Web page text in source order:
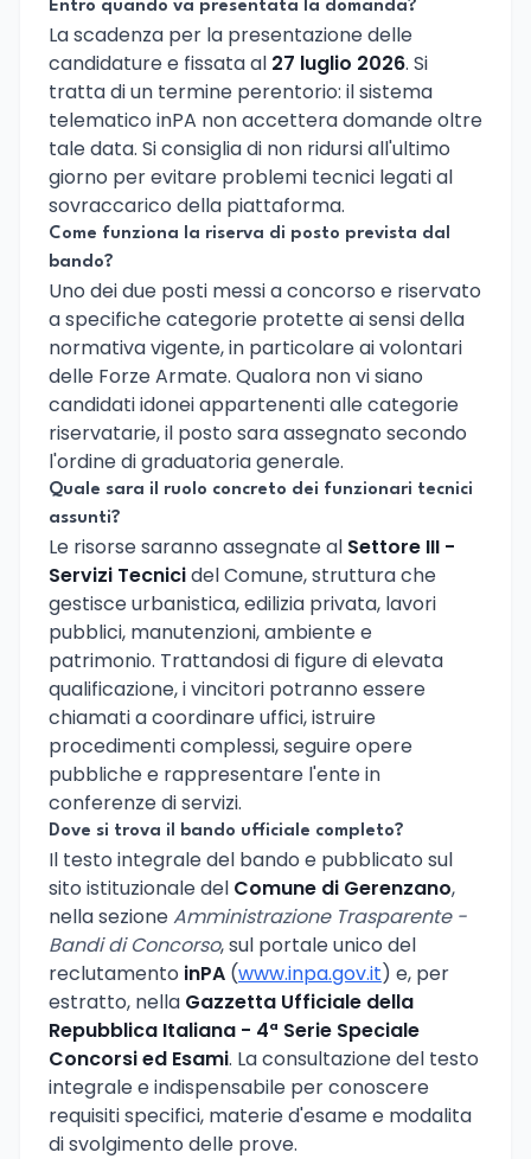
Entro quando va presentata la domanda?
La scadenza per la presentazione delle
candidature e fissata al 27 luglio 2026. Si
tratta di un termine perentorio: il sistema
telematico inPA non accettera domande oltre
tale data. Si consiglia di non ridursi all'ultimo
giorno per evitare problemi tecnici legati al
sovraccarico della piattaforma.
Come funziona la riserva di posto prevista dal
bando?
Uno dei due posti messi a concorso e riservato
a specifiche categorie protette ai sensi della
normativa vigente, in particolare ai volontari
delle Forze Armate. Qualora non vi siano
candidati idonei appartenenti alle categorie
riservatarie, il posto sara assegnato secondo
l'ordine di graduatoria generale.
Quale sara il ruolo concreto dei funzionari tecnici
assunti?
Le risorse saranno assegnate al Settore III -
Servizi Tecnicidel Comune, struttura che
gestisce urbanistica, edilizia privata, lavori
pubblici, manutenzioni, ambiente e
patrimonio. Trattandosi di figure di elevata
qualificazione, i vincitori potranno essere
chiamati a coordinare uffici, istruire
procedimenti complessi, seguire opere
pubbliche e rappresentare l'ente in
conferenze di servizi.
Dove si trova il bando ufficiale completo?
Il testo integrale del bando e pubblicato sul
sito istituzionale del Comune di Gerenzano,
nella sezioneAmministrazione Trasparente -
Bandi di Concorso, sul portale unico del
reclutamento inPA (www.inpa.gov.it) e, per
estratto, nella Gazzetta Ufficiale della
Repubblica Italiana - 4ª Serie Speciale
Concorsi ed Esami. La consultazione del testo
integrale e indispensabile per conoscere
requisiti specifici, materie d'esame e modalita
di svolgimento delle prove.